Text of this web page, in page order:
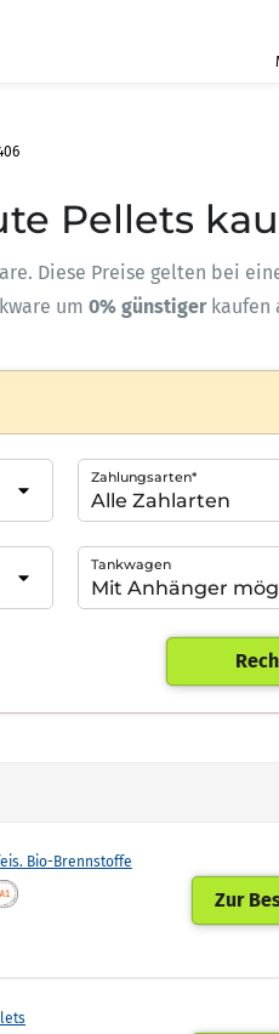
Pellets
Diese Preise gelten bei
um 0% günstigerkaufen
Zahlungsarten*
Tankwagen
Bio-Brennstoffe
Zur